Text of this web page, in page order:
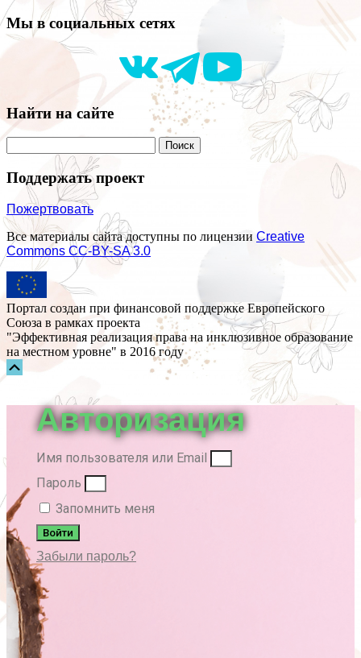
Мы в социальных сетях
Найти на сайте
Поддержать проект
Пожертвовать
Все материалы сайта доступны по лицензии Creative
Commons СС-BY-SA 3.0
Портал создан при финансовой поддержке Европейского
Союза в рамках проекта
"Эффективная реализация права на инклюзивное образование
на местном уровне" в 2016 году
Авторизация
Имя пользователя или Email
Пароль
Запомнить меня
Войти
Забыли пароль?